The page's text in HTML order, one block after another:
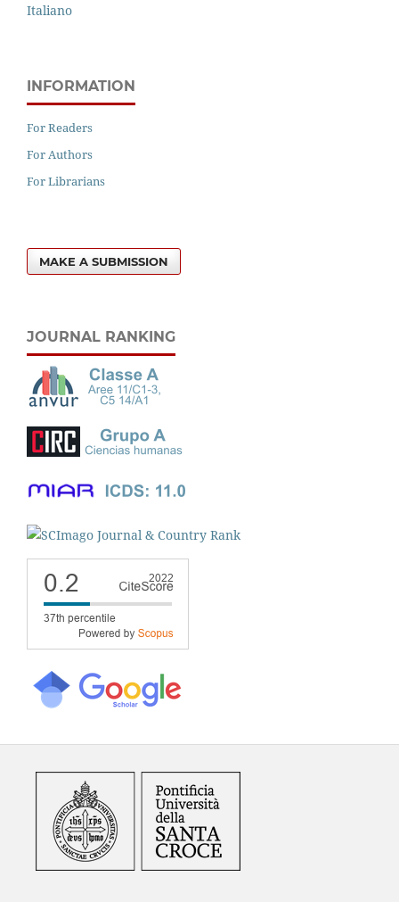
Italiano
INFORMATION
For Readers
For Authors
For Librarians
MAKE A SUBMISSION
JOURNAL RANKING